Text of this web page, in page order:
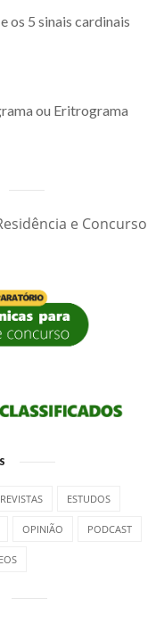
os 5 sinais cardinais
ou Eritrograma
e Concurso
ESTUDOS
OPINIÃO PODCAST